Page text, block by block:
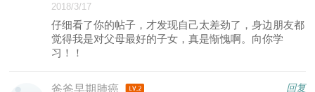
2018/3/17
仔细看了你的帖子，才发现自己太差劲了，身边朋友都
觉得我是对父母最好的子女，真是惭愧啊。向你学
习！！
回复
爸爸早期肺癌